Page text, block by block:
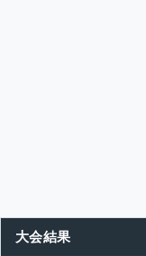
大会結果